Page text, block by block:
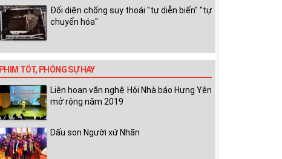
Đối diện chống suy thoái "tự diễn biến" "tự
chuyển hóa"
PHIM TỐT, PHÓNG SỰ HAY
Liên hoan văn nghệ Hội Nhà báo Hưng Yên
mở rộng năm 2019
Dấu son Người xứ Nhãn